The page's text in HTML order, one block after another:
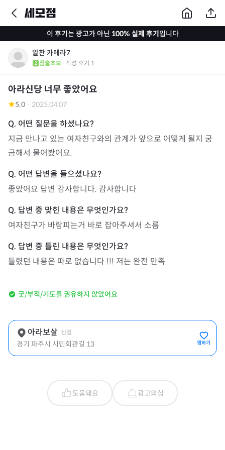
이 후기는 광고가 아닌 100% 실제 후기입니다
알찬 카메라7
점술초보· 작성 후기 1
아라신당 너무 좋았어요
5.0 · 2025.04.07
지금 만나고 있는 여자친구와의 관계가 앞으로 어떻게 될지 궁
금해서 물어봤어요.
좋았어요 답변 감사합니다. 감사합니다
여자친구가 바람피는거 바로 잡아주셔서 소름
틀렸던 내용은 따로 없습니다 !!! 저는 완전 만족
굿/부적/기도를 권유하지 않았어요
아라보살 신점
경기 파주시 시민회관길 13 찜하기
도움돼요 광고의심